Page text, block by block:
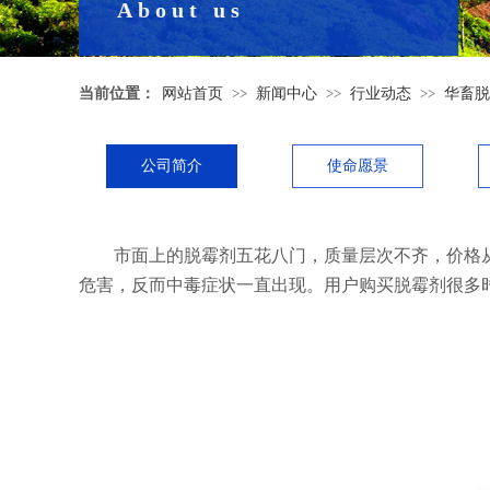
About us
网站首页 >> 新闻中心 >> 行业动态 >> 华畜
当前位置：
公司简介 使命愿景
市面上的脱霉剂五花八门，质量层次不齐，价格
危害，反而中毒症状一直出现。用户购买脱霉剂很